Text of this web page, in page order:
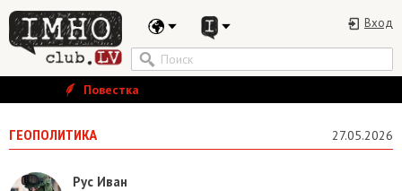
Вход
Повестка
ГЕОПОЛИТИКА 27.05.2026
Рус Иван